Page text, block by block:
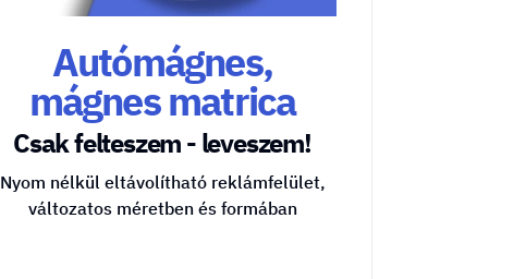
Autómágnes,
mágnes matrica
Csak felteszem - leveszem!
Nyom nélkül eltávolítható reklámfelület,
változatos méretben és formában